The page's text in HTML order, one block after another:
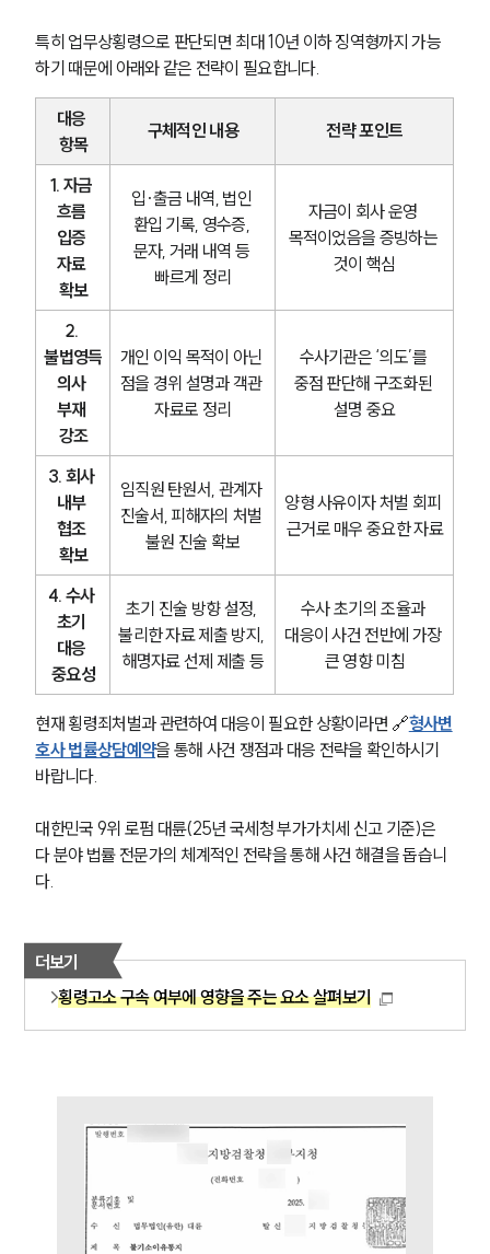
그룹소개
대륜의 강점
오시는 길
글로벌 파트너 로펌
업무사례
형사 주요 업무사례
사례분석/최신동향
특히 업무상횡령으로 판단되면 최대 10년 이하 징역형까지 가능
하기 때문에 아래와 같은 전략이 필요합니다.
대응
항목
구체적인 내용 전략 포인트
1. 자금
흐름
입증
자료
확보
입·출금 내역, 법인
환입 기록, 영수증,
문자, 거래 내역 등
빠르게 정리
자금이 회사 운영
목적이었음을 증빙하는
것이 핵심
2.
불법영득
의사
부재
강조
개인 이익 목적이 아닌
점을 경위 설명과 객관
자료로 정리
수사기관은 ‘의도’를
중점 판단해 구조화된
설명 중요
3. 회사
내부
협조
확보
임직원 탄원서, 관계자
진술서, 피해자의 처벌
불원 진술 확보
양형 사유이자 처벌 회피
근거로 매우 중요한 자료
4. 수사
초기
대응
중요성
초기 진술 방향 설정,
불리한 자료 제출 방지,
해명자료 선제 제출 등
수사 초기의 조율과
대응이 사건 전반에 가장
큰 영향 미침
현재 횡령죄처벌과 관련하여 대응이 필요한 상황이라면 🔗형사변
호사 법률상담예약을 통해 사건 쟁점과 대응 전략을 확인하시기
바랍니다.
대한민국 9위 로펌 대륜(25년 국세청 부가가치세 신고 기준)은
다 분야 법률 전문가의 체계적인 전략을 통해 사건 해결을 돕습니
다.
더보기
횡령고소 구속 여부에 영향을 주는 요소 살펴보기